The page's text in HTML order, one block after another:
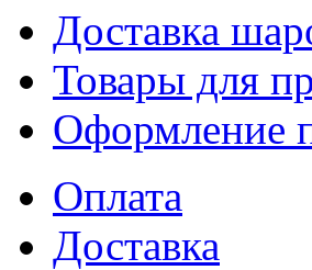
Доставка
Товары для
Оформление
Оплата
Доставка